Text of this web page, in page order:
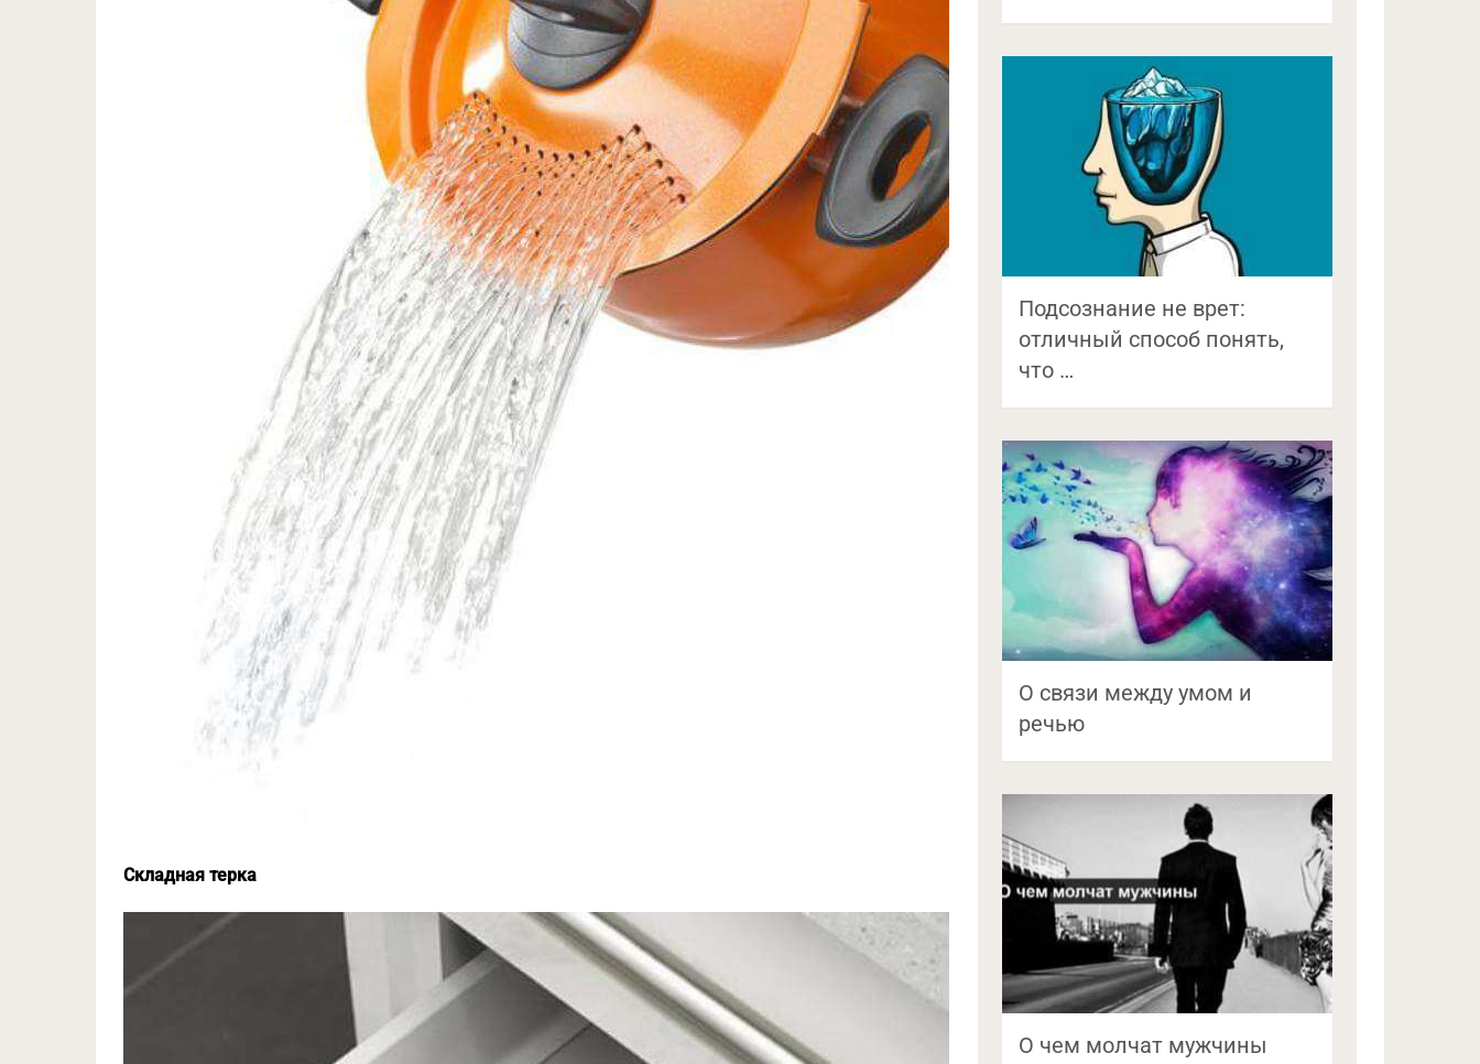
Складная терка
Подсознание не врет:
отличный способ понять,
что …
О связи между умом и
речью
О чем молчат мужчины